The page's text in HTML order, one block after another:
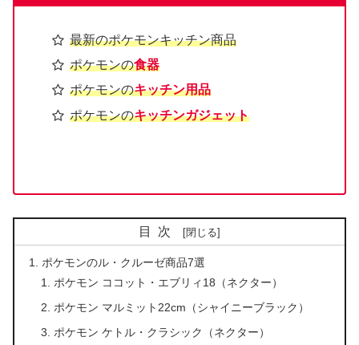
最新のポケモンキッチン商品
ポケモンの食器
ポケモンのキッチン用品
ポケモンのキッチンガジェット
目次
ポケモンのル・クルーゼ商品7選
ポケモン ココット・エブリィ18（ネクター）
ポケモン マルミット22cm（シャイニーブラック）
ポケモン ケトル・クラシック（ネクター）